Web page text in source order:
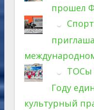
прошел
ТОСы
Году
культурный